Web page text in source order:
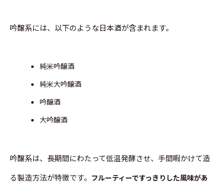
吟醸系には、以下のような日本酒が含まれます。
純米吟醸酒
純米大吟醸酒
吟醸酒
大吟醸酒
吟醸系は、長期間にわたって低温発酵させ、手間暇かけて造
る製造方法が特徴です。 フルーティーですっきりした風味があ